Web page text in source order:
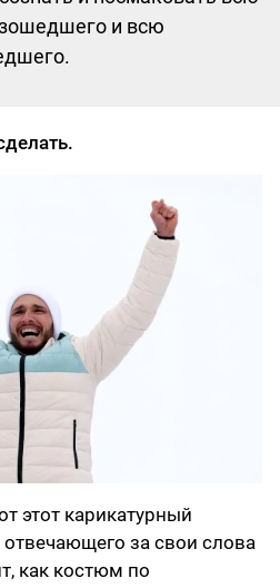
и всю
этот карикатурный
отвечающего за свои слова
как костюм по